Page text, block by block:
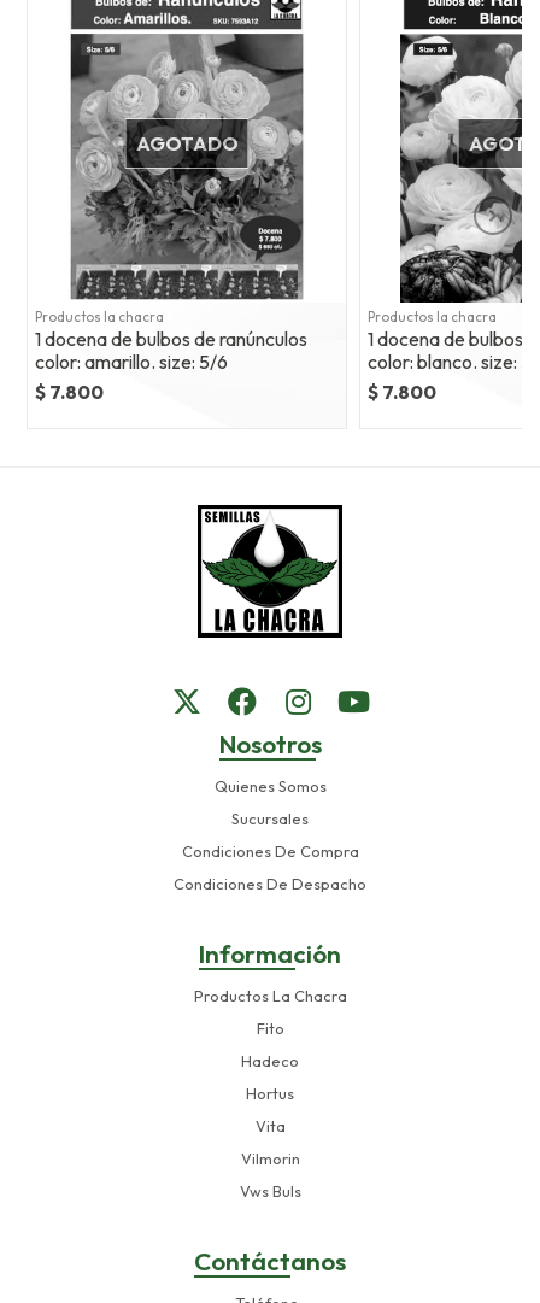
AGOTADO
Productos la chacra
1 docena de bulbos de ranúnculos
color: amarillo. size: 5/6
$ 7.800
Productos la chacra
1 docena de bulbos
color: blanco. size:
$ 7.800
Nosotros
Quienes Somos
Sucursales
Condiciones De Compra
Condiciones De Despacho
Información
Productos La Chacra
Fito
Hadeco
Hortus
Vita
Vilmorin
Vws Buls
Contáctanos